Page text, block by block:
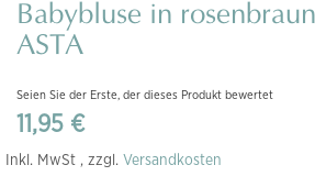
Zum
Anfang
der
springen
Babybluse in
ASTA
Seien Sie der Erste, der dieses Produkt bewertet
11,95 €
Inkl. MwSt , zzgl. Versandkosten